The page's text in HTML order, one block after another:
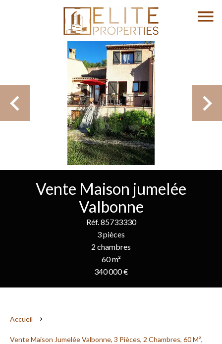
Vente Maison jumelée
Valbonne
Réf. 85733330
3 pièces
2 chambres
60 m²
340 000 €
Accueil
Vente Maison Jumelée Valbonne, 3 Pièces, 2 Chambres, 60 M²,